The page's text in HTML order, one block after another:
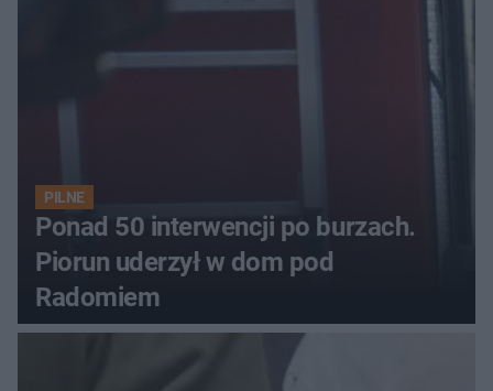
PILNE
Ponad 50 interwencji po burzach.
Piorun uderzył w dom pod
Radomiem